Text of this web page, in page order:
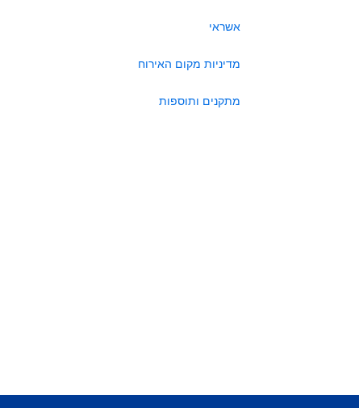
אשראי
מדיניות מקום האירוח
מתקנים ותוספות